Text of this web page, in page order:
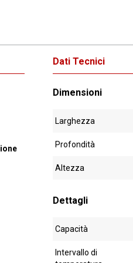
Dati Tecnici
Dimensioni
Larghezza
Profondità
Altezza
Dettagli
Capacità
Intervallo di